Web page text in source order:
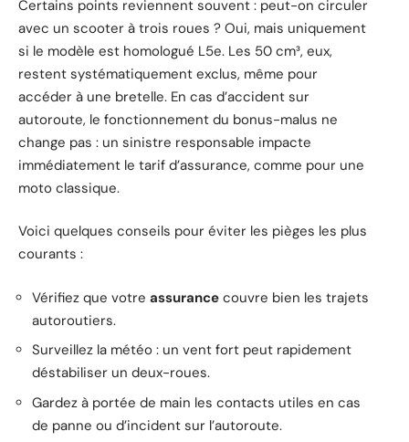
Certains points reviennent souvent : peut-on circuler
avec un scooter à trois roues ? Oui, mais uniquement
si le modèle est homologué L5e. Les 50 cm³, eux,
restent systématiquement exclus, même pour
accéder à une bretelle. En cas d’accident sur
autoroute, le fonctionnement du bonus-malus ne
change pas : un sinistre responsable impacte
immédiatement le tarif d’assurance, comme pour une
moto classique.
Voici quelques conseils pour éviter les pièges les plus
courants :
Vérifiez que votre assurance couvre bien les trajets
autoroutiers.
Surveillez la météo : un vent fort peut rapidement
déstabiliser un deux-roues.
Gardez à portée de main les contacts utiles en cas
de panne ou d’incident sur l’autoroute.